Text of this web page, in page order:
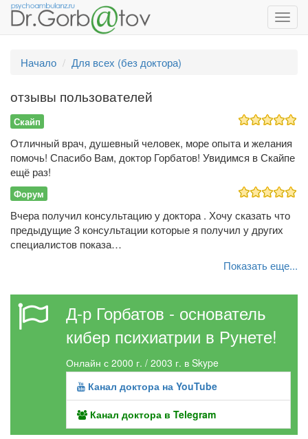
Начало
Для всех (без доктора)
отзывы пользователей
Скайп
Отличный врач, душевный человек, море опыта и желания
помочь! Спасибо Вам, доктор Горбатов! Увидимся в Скайпе
ещё раз!
Форум
Вчера получил консультацию у доктора . Хочу сказать что
предыдущие 3 консультации которые я получил у других
специалистов показа…
Показать еще...
Д-р Горбатов - основатель
кибер психиатрии в Рунете!
Онлайн с 2000 г. / 2003 г. в Skype
Канал доктора на YouTube
Канал доктора в Telegram